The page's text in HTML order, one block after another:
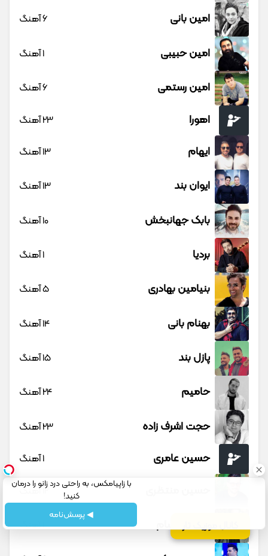
کانال موزیک تار
امین بانی 6 آهنگ
امین حبیبی 1 آهنگ
امین رستمی 6 آهنگ
اهورا 23 آهنگ
ایهام 13 آهنگ
ایوان بند 13 آهنگ
بابک جهانبخش 10 آهنگ
بردیا 1 آهنگ
بنیامین بهادری 5 آهنگ
بهنام بانی 14 آهنگ
پازل بند 15 آهنگ
حامیم 24 آهنگ
حجت اشرف زاده 23 آهنگ
حسین عامری 1 آهنگ
12 آهنگ
حمید حسام 1 آهنگ
با زاپیامکس، به راحتی درد زانو را درمان
کنید!
◀ پرسش‌نامه